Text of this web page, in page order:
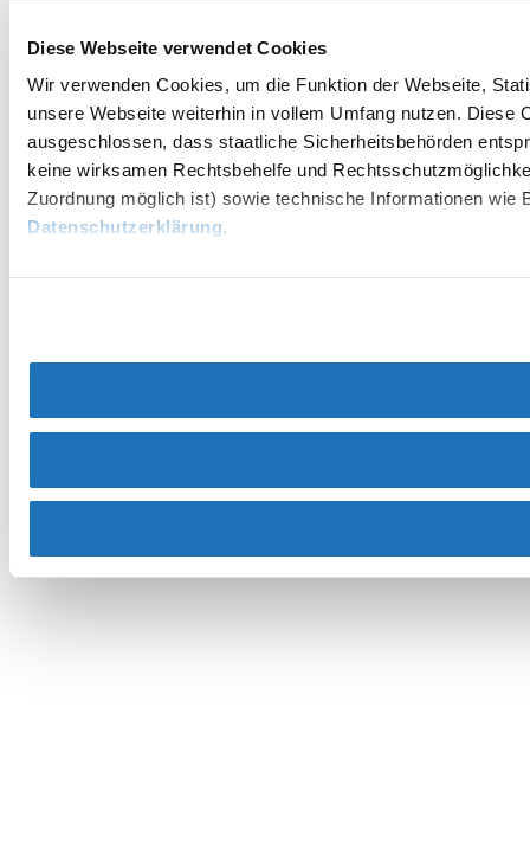
Diese Webseite verwendet Cookies
Wir verwenden Cookies, um die Funktion der Webseite,
unsere Webseite weiterhin in vollem Umfang nutzen.
ausgeschlossen, dass staatliche Sicherheitsbehörden
keine wirksamen Rechtsbehelfe und
Zuordnung möglich ist) sowie technische Informationen
Datenschutzerklärung.